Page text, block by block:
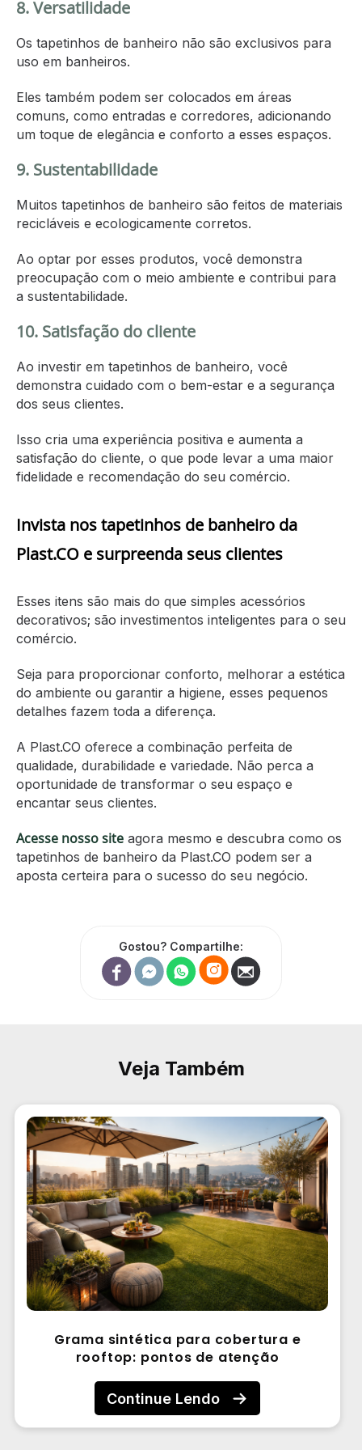
8. Versatilidade
Os tapetinhos de banheiro não são exclusivos para
uso em banheiros.
Eles também podem ser colocados em áreas
comuns, como entradas e corredores, adicionando
um toque de elegância e conforto a esses espaços.
9. Sustentabilidade
Muitos tapetinhos de banheiro são feitos de materiais
recicláveis e ecologicamente corretos.
Ao optar por esses produtos, você demonstra
preocupação com o meio ambiente e contribui para
a sustentabilidade.
10. Satisfação do cliente
Ao investir em tapetinhos de banheiro, você
demonstra cuidado com o bem-estar e a segurança
dos seus clientes.
Isso cria uma experiência positiva e aumenta a
satisfação do cliente, o que pode levar a uma maior
fidelidade e recomendação do seu comércio.
Invista nos tapetinhos de banheiro da
Plast.CO e surpreenda seus clientes
Esses itens são mais do que simples acessórios
decorativos; são investimentos inteligentes para o seu
comércio.
Seja para proporcionar conforto, melhorar a estética
do ambiente ou garantir a higiene, esses pequenos
detalhes fazem toda a diferença.
A Plast.CO oferece a combinação perfeita de
qualidade, durabilidade e variedade. Não perca a
oportunidade de transformar o seu espaço e
encantar seus clientes.
Acesse nosso site agora mesmo e descubra como os
tapetinhos de banheiro da Plast.CO podem ser a
aposta certeira para o sucesso do seu negócio.
Gostou? Compartilhe:
Veja Também
Grama sintética para cobertura e
rooftop: pontos de atenção
Continue Lendo